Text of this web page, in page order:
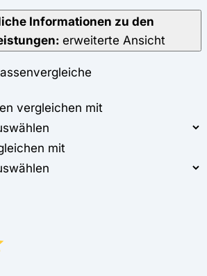
Informationen zu den
erweiterte Ansicht
vergleichen mit
mit